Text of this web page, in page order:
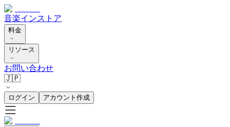
音楽インストア
料金
リソース
お問い合わせ
🇯🇵
ログイン アカウント作成